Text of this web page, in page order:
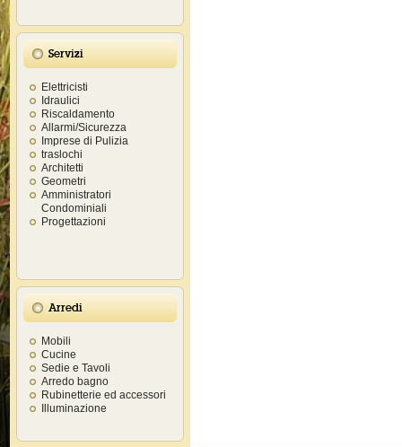
Servizi
Elettricisti
Idraulici
Riscaldamento
Allarmi/Sicurezza
Imprese di Pulizia
traslochi
Architetti
Geometri
Amministratori
Condominiali
Progettazioni
Arredi
Mobili
Cucine
Sedie e Tavoli
Arredo bagno
Rubinetterie ed accessori
Illuminazione